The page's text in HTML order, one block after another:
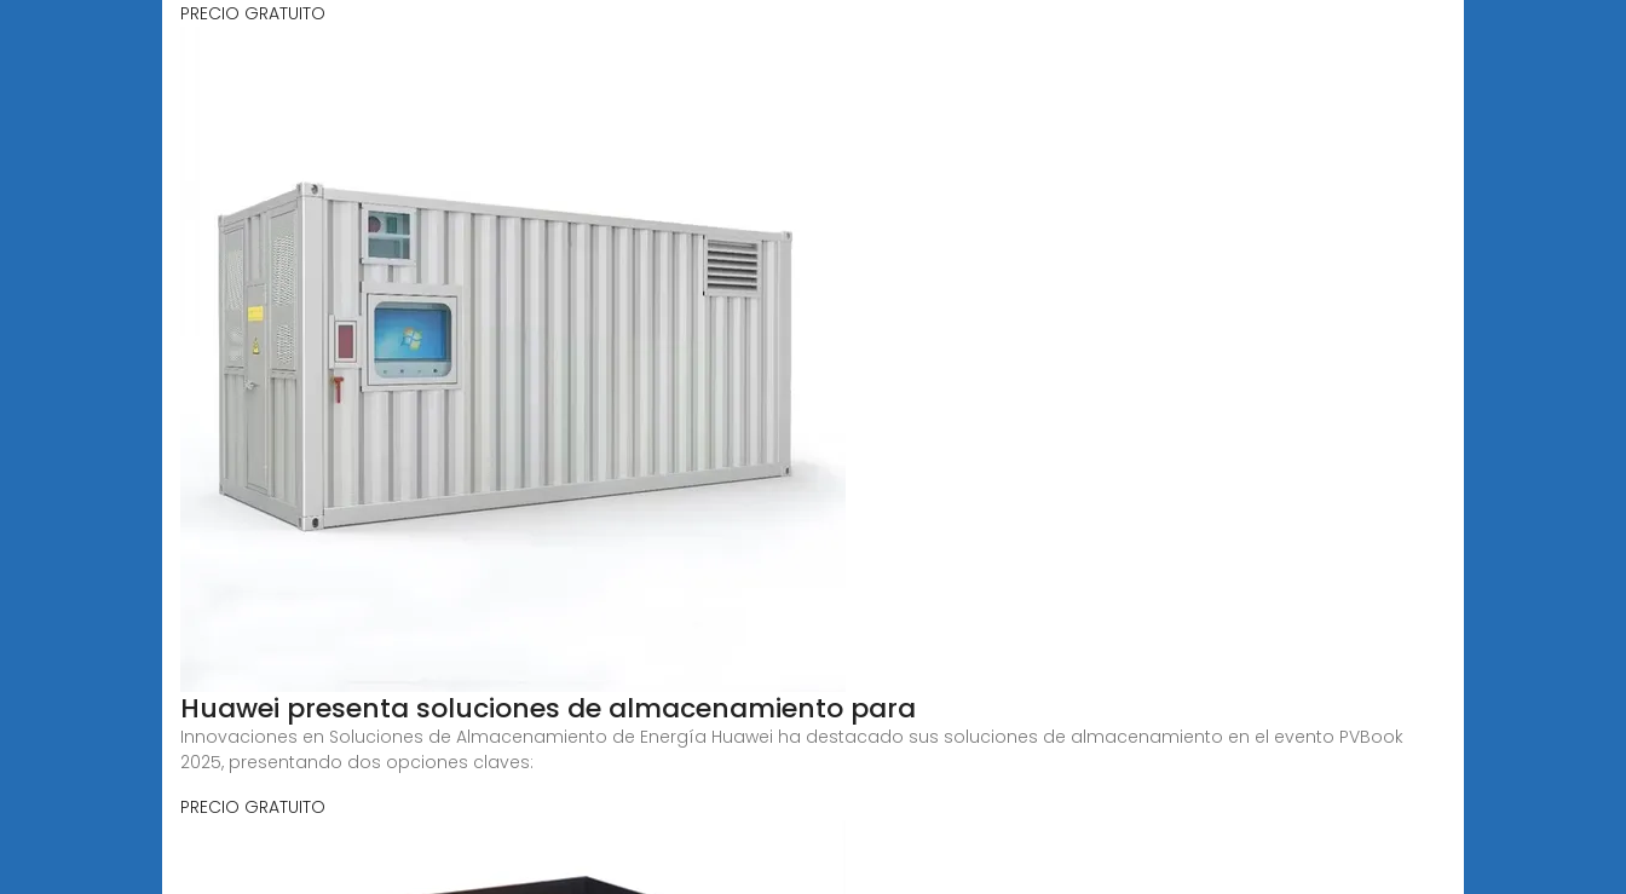
PRECIO GRATUITO
Huawei presenta soluciones de almacenamiento para
Innovaciones en Soluciones de Almacenamiento de Energía Huawei ha destacado sus soluciones de almacenamiento en el evento PVBook
2025, presentando dos opciones claves:
PRECIO GRATUITO